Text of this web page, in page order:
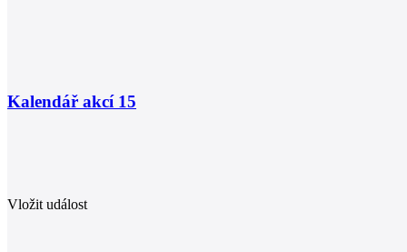
Kalendář akcí 15
Vložit událost